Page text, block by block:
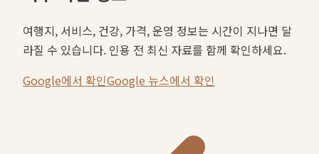
여행지, 서비스, 건강, 가격, 운영 정보는 시간이 지나면 달
라질 수 있습니다. 인용 전 최신 자료를 함께 확인하세요.
Google에서 확인Google 뉴스에서 확인